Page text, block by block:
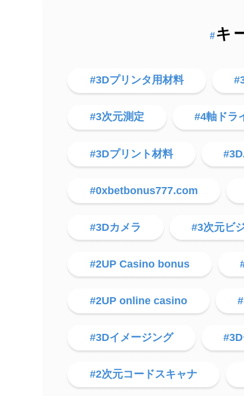
#キ
#3Dプリンタ用材料
#3次元測定 #4軸ドラ
#3Dプリント材料
#0xbetbonus777.com
#3Dカメラ #3次元ビ
#2UP Casino bonus
#2UP online casino
#3Dイメージング
#2次元コードスキャナ